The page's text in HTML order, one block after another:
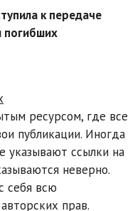
к передаче
погибших
ресурсом, где все
публикации. Иногда
указывают ссылки на
неверно.
себя всю
прав.